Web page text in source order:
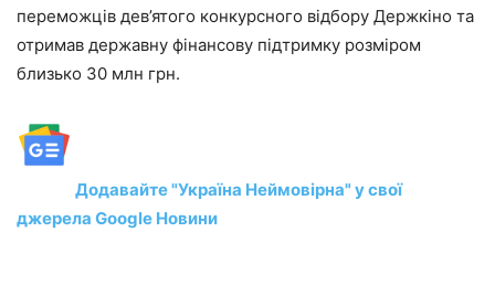
переможців дев’ятого конкурсного відбору Держкіно та
отримав державну фінансову підтримку розміром
близько 30 млн грн.
Додавайте "Україна Неймовірна" у свої
джерела Google Новини